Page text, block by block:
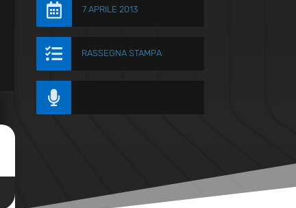
 7 APRILE 2013
 RASSEGNA STAMPA
